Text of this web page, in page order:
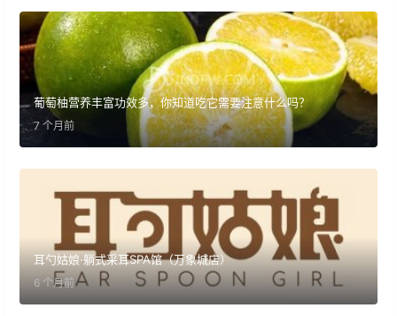
葡萄柚营养丰富功效多，你知道吃它需要注意什么吗？
7 个月前
耳勺姑娘·躺式采耳SPA馆（万象城店）
6 个月前